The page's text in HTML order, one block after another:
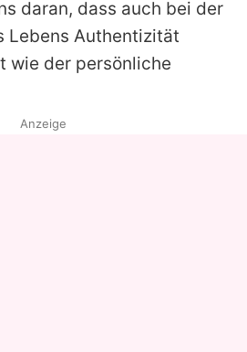
daran, dass auch bei der
Lebens Authentizität
wie der persönliche
Anzeige